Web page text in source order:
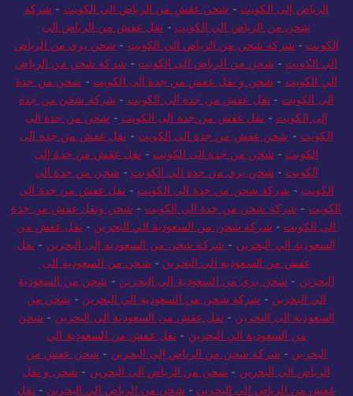
الرياض الى الكويت- شحن من الرياض الى الكويت -شركة شحن من
الرياض إلى الكويت- شحن عفش من الرياض الي الكويت -شركة
شحن من الرياض الي الكويت-
نقل عفش من الرياض الى
الكويت-شركة شحن من الرياض الي الكويت - شحن بري من الرياض
الي الكويت - شحن من الرياض الى الكويت-
شركة شحن من الرياض
الي الكويت- شحن و نقل عفش من جدة الى الكويت-شحن من جدة
الى الكويت-نقل عفش من جدة الى الكويت-شركة شحن من جدة
إلى الكويت- نقل عفش من جدة الى الكويت-
شحن من جدة الى
الكويت-شحن عفش من جدة الي الكويت-
نقل عفش من جدة الى
الكويت - شحن من جدة الى الكويت-نقل عفش من جدة إلى
الكويت- شحن بري من جدة الي الكويت-شحن من جدة الي
الكويت-شركة شحن من جدة الي الكويت -نقل عفش من جدة الى
الكويت-شركة شحن من جدة الي الكويت-
شحن ونقل عفش من جدة
الي الكويت- شركة شحن من السعودية الي البحرين-
نقل عفش من
السعودية الي البحرين-شركة شحن من السعودية إلى البحرين
عفش من السعودية الي البحرين
-شحن من السعودية الى
البحرين-شحن بري من السعودية الي البحرين -شحن من السعودية
الي البحرين
-شركة شحن من السعودية الي البحرين-شحن من
السعودية الى البحرين- نقل عفش من السعودية الي البحرين-
من السعودية الي البحرين-نقل عفش من السعودية الي
البحرين- شركة شحن من الرياض إلى البحرين-شحن عفش من
الرياض الى البحرين
-شحن من الرياض الى البحرين -شحن و نقل